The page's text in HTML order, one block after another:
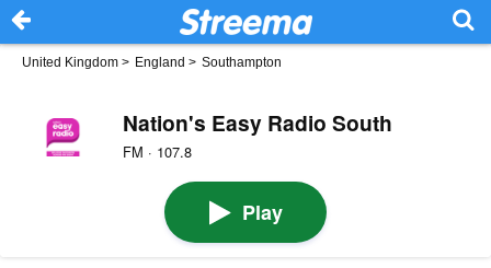
United Kingdom > England > Southampton
Nation's Easy Radio South
FM · 107.8
Play